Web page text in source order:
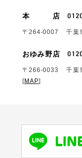
本 店
〒264-0007 千葉
おゆみ野店
〒266-0033
千葉
[MAP]